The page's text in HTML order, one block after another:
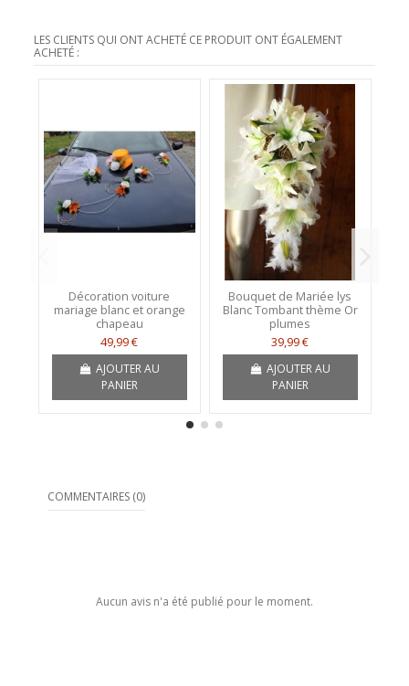
LES CLIENTS QUI ONT ACHETÉ CE PRODUIT ONT ÉGALEMENT
ACHETÉ :
Décoration voiture
mariage blanc et orange
chapeau
49,99 €
AJOUTER AU
PANIER
Bouquet de Mariée lys
Blanc Tombant thème Or
plumes
39,99 €
AJOUTER AU
PANIER
COMMENTAIRES (0)
Aucun avis n'a été publié pour le moment.